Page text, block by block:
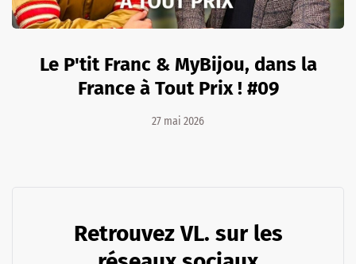
Le P'tit Franc & MyBijou, dans la
France à Tout Prix ! #09
27 mai 2026
Retrouvez VL. sur les